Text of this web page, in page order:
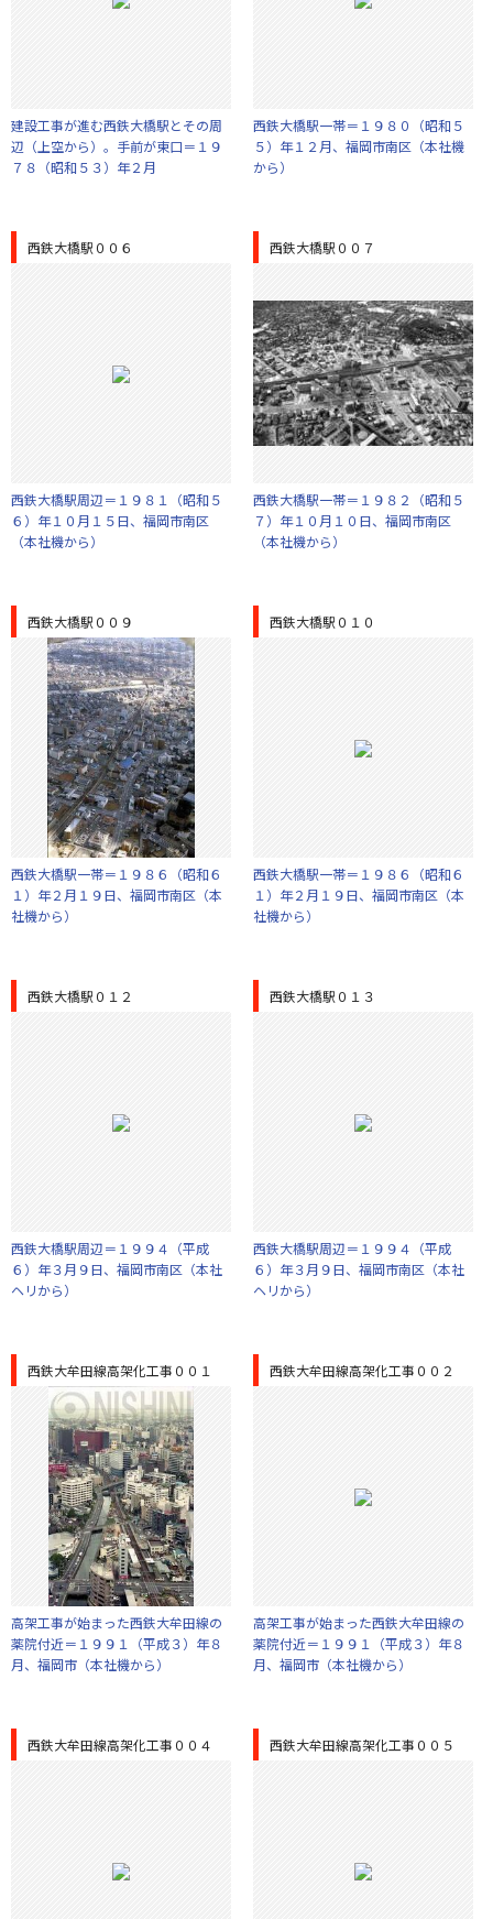
建設工事が進む西鉄大橋駅とその周
辺（上空から）。手前が東口＝１９
７８（昭和５３）年２月
西鉄大橋駅一帯＝１９８０（昭和５
５）年１２月、福岡市南区（本社機
から）
西鉄大橋駅００６
西鉄大橋駅周辺＝１９８１（昭和５
６）年１０月１５日、福岡市南区
（本社機から）
西鉄大橋駅００７
西鉄大橋駅一帯＝１９８２（昭和５
７）年１０月１０日、福岡市南区
（本社機から）
西鉄大橋駅００９
西鉄大橋駅一帯＝１９８６（昭和６
１）年２月１９日、福岡市南区（本
社機から）
西鉄大橋駅０１０
西鉄大橋駅一帯＝１９８６（昭和６
１）年２月１９日、福岡市南区（本
社機から）
西鉄大橋駅０１２
西鉄大橋駅周辺＝１９９４（平成
６）年３月９日、福岡市南区（本社
ヘリから）
西鉄大橋駅０１３
西鉄大橋駅周辺＝１９９４（平成
６）年３月９日、福岡市南区（本社
ヘリから）
西鉄大牟田線高架化工事００１
高架工事が始まった西鉄大牟田線の
薬院付近＝１９９１（平成３）年８
月、福岡市（本社機から）
西鉄大牟田線高架化工事００２
高架工事が始まった西鉄大牟田線の
薬院付近＝１９９１（平成３）年８
月、福岡市（本社機から）
西鉄大牟田線高架化工事００４ 西鉄大牟田線高架化工事００５